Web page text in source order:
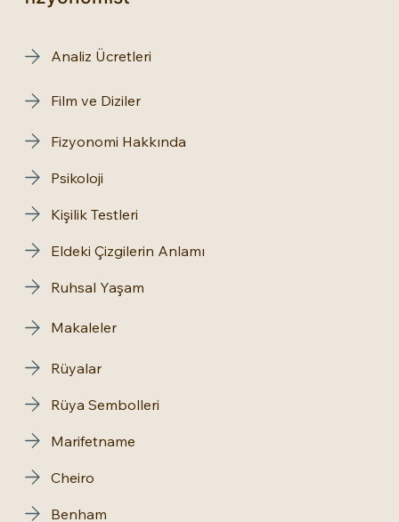
Analiz Ücretleri
Film ve Diziler
Makaleler
Fizyonomi Hakkında
Psikoloji
Kişilik Testleri
Eldeki Çizgilerin Anlamı
Ruhsal Yaşam
Rüyalar
Rüya Sembolleri
Marifetname
Cheiro
Benham